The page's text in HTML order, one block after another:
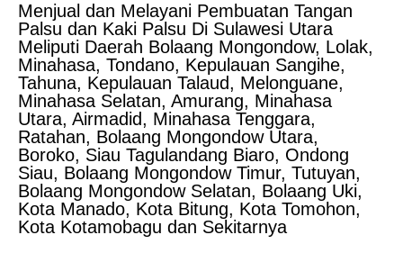
Menjual dan Melayani Pembuatan Tangan
Palsu dan Kaki Palsu Di Sulawesi Utara
Meliputi Daerah Bolaang Mongondow, Lolak,
Minahasa, Tondano, Kepulauan Sangihe,
Tahuna, Kepulauan Talaud, Melonguane,
Minahasa Selatan, Amurang, Minahasa
Utara, Airmadid, Minahasa Tenggara,
Ratahan, Bolaang Mongondow Utara,
Boroko, Siau Tagulandang Biaro, Ondong
Siau, Bolaang Mongondow Timur, Tutuyan,
Bolaang Mongondow Selatan, Bolaang Uki,
Kota Manado, Kota Bitung, Kota Tomohon,
Kota Kotamobagu dan Sekitarnya